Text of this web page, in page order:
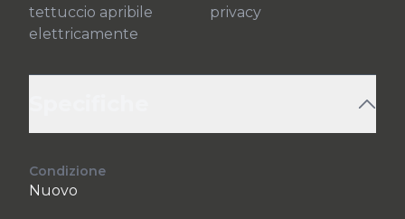
tettuccio apribile
elettricamente
privacy
Condizione
Nuovo